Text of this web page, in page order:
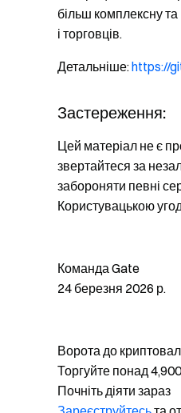
більш комплексну
і торговців.
Детальніше:https://
Застереження:
Цей матеріал не є
звертайтеся за
забороняти певні
Користувацькою
Команда Gate
24 березня 2026 р.
Ворота до
Торгуйте понад
Почніть діяти зараз